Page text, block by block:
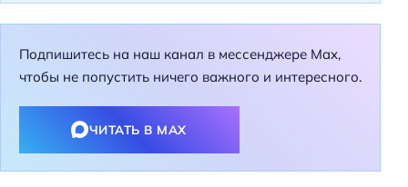
Подпишитесь на наш канал в мессенджере Max,
чтобы не попустить ничего важного и интересного.
ЧИТАТЬ В MAX